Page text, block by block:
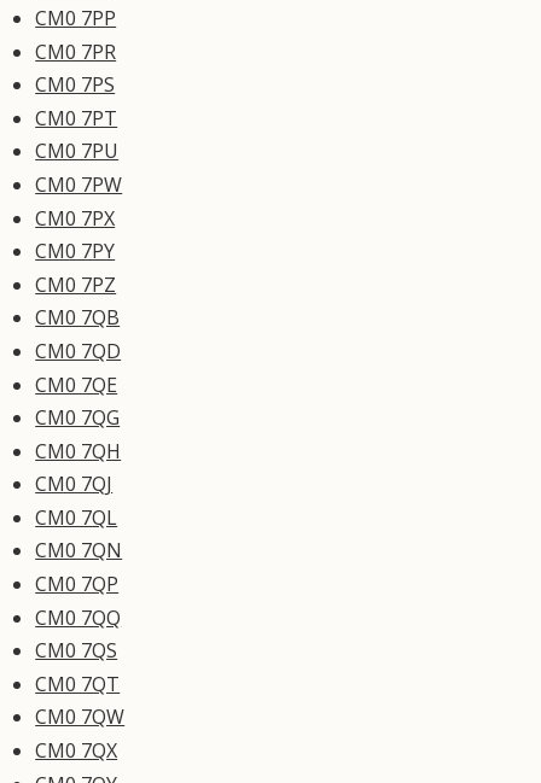
CM0 7PP
CM0 7PR
CM0 7PS
CM0 7PT
CM0 7PU
CM0 7PW
CM0 7PX
CM0 7PY
CM0 7PZ
CM0 7QB
CM0 7QD
CM0 7QE
CM0 7QG
CM0 7QH
CM0 7QJ
CM0 7QL
CM0 7QN
CM0 7QP
CM0 7QQ
CM0 7QS
CM0 7QT
CM0 7QW
CM0 7QX